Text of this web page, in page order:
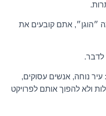
״הוגן״, אתם קובעים את
לדבר.
נוחה, אנשים עסוקים,
ולא להפוך אותם לפרויקט